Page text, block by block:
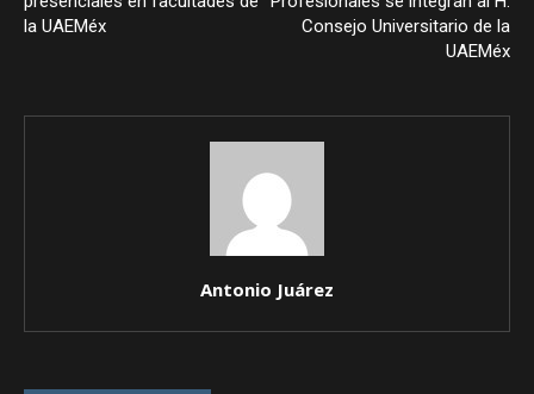
la UAEMéx
Consejo Universitario de la
UAEMéx
Antonio Juárez